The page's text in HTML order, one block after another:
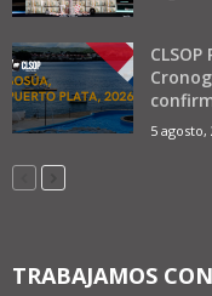
5 agosto,
TRABAJAMOS